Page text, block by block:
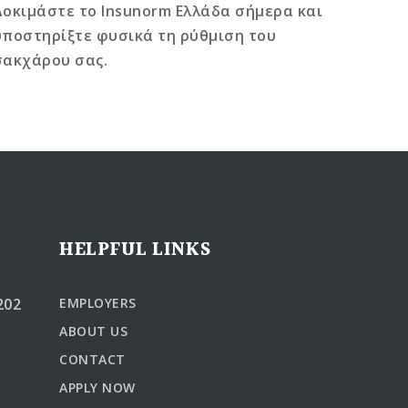
το Insunorm Ελλάδα σήμερα και
φυσικά τη ρύθμιση του
σας.
HELPFUL LINKS
EMPLOYERS
ABOUT US
CONTACT
APPLY NOW